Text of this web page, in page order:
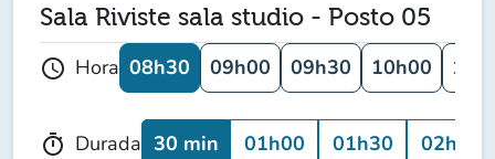
Sala Riviste sala studio - Posto 05
schedule Hora 08h30 09h00 09h30 10h00
timer Durada 30 min 01h00 01h30 02h00